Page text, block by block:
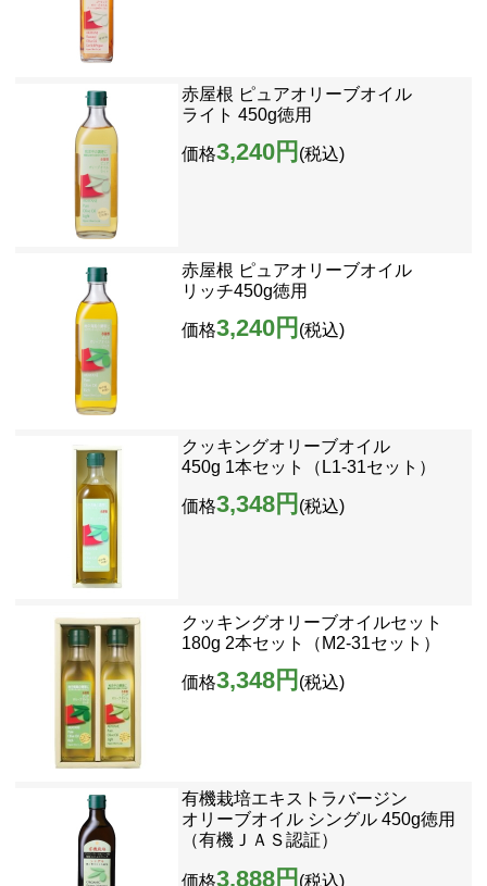
赤屋根 ピュアオリーブオイル
ライト 450g徳用
価格3,240円 (税込)
赤屋根 ピュアオリーブオイル
リッチ450g徳用
価格3,240円 (税込)
クッキングオリーブオイル
450g 1本セット（L1-31セット）
価格3,348円 (税込)
クッキングオリーブオイルセット
180g 2本セット（M2-31セット）
価格3,348円 (税込)
有機栽培エキストラバージン
オリーブオイル シングル 450g徳用
（有機ＪＡＳ認証）
価格3,888円 (税込)